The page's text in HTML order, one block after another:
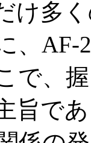
け多
、AF-
で、
旨で